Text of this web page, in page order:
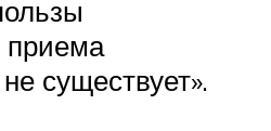
приема
существует».